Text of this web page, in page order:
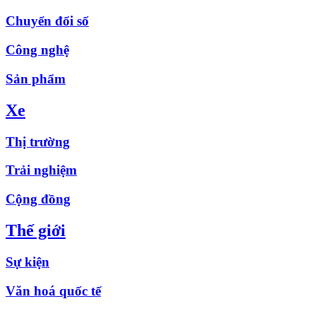
Chuyển đổi số
Công nghệ
Sản phẩm
Xe
Thị trường
Trải nghiệm
Cộng đồng
Thế giới
Sự kiện
Văn hoá quốc tế